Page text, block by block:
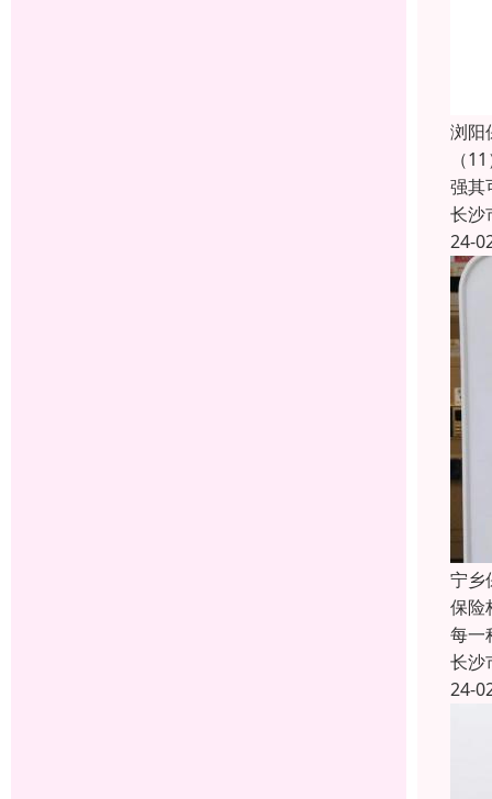
浏阳
（
强其
长沙
24-
宁乡
保险
每一
长沙
24-